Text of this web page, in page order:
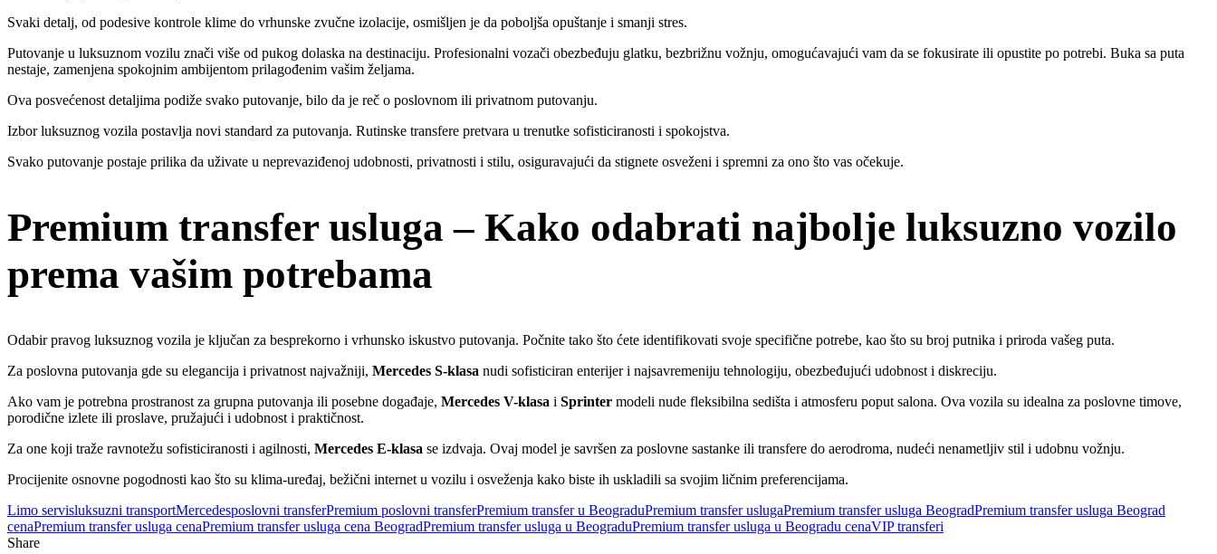
Svaki detalj, od podesive kontrole klime do vrhunske zvučne izolacije, osmišljen je da poboljša opuštanje i smanji stres.
Putovanje u luksuznom vozilu znači više od pukog dolaska na destinaciju. Profesionalni vozači obezbeđuju glatku, bezbrižnu vožnju, omogućavajući vam da se fokusirate ili opustite po potrebi. Buka sa puta
nestaje, zamenjena spokojnim ambijentom prilagođenim vašim željama.
Ova posvećenost detaljima podiže svako putovanje, bilo da je reč o poslovnom ili privatnom putovanju.
Izbor luksuznog vozila postavlja novi standard za putovanja. Rutinske transfere pretvara u trenutke sofisticiranosti i spokojstva.
Svako putovanje postaje prilika da uživate u neprevaziđenoj udobnosti, privatnosti i stilu, osiguravajući da stignete osveženi i spremni za ono što vas očekuje.
Premium transfer usluga – Kako odabrati najbolje luksuzno vozilo
prema vašim potrebama
Odabir pravog luksuznog vozila je ključan za besprekorno i vrhunsko iskustvo putovanja. Počnite tako što ćete identifikovati svoje specifične potrebe, kao što su broj putnika i priroda vašeg puta.
Za poslovna putovanja gde su elegancija i privatnost najvažniji, Mercedes S-klasa nudi sofisticiran enterijer i najsavremeniju tehnologiju, obezbeđujući udobnost i diskreciju.
Ako vam je potrebna prostranost za grupna putovanja ili posebne događaje, Mercedes V-klasa i Sprinter modeli nude fleksibilna sedišta i atmosferu poput salona. Ova vozila su idealna za poslovne timove,
porodične izlete ili proslave, pružajući i udobnost i praktičnost.
Za one koji traže ravnotežu sofisticiranosti i agilnosti, Mercedes E-klasa se izdvaja. Ovaj model je savršen za poslovne sastanke ili transfere do aerodroma, nudeći nenametljiv stil i udobnu vožnju.
Procijenite osnovne pogodnosti kao što su klima-uređaj, bežični internet u vozilu i osveženja kako biste ih uskladili sa svojim ličnim preferencijama.
Limo servisluksuzni transportMercedesposlovni transferPremium poslovni transferPremium transfer u BeograduPremium transfer uslugaPremium transfer usluga BeogradPremium transfer usluga Beograd
cenaPremium transfer usluga cenaPremium transfer usluga cena BeogradPremium transfer usluga u BeograduPremium transfer usluga u Beogradu cenaVIP transferi
Share